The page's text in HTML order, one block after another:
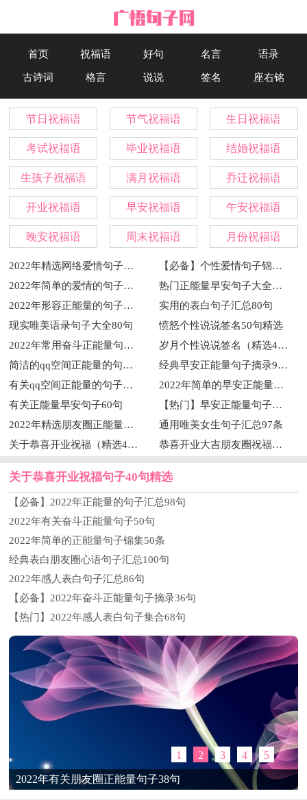
首页 祝福语 好句 名言 语录
古诗词 格言 说说 签名 座右铭
节日祝福语 节气祝福语 生日祝福语
考试祝福语 毕业祝福语 结婚祝福语
生孩子祝福语 满月祝福语 乔迁祝福语
开业祝福语 早安祝福语 午安祝福语
晚安祝福语 周末祝福语 月份祝福语
2022年精选网络爱情句子汇编80句
【必备】个性爱情句子锦集66句
2022年简单的爱情的句子49条
热门正能量早安句子大全（通用75句）
2022年形容正能量的句子集合65句
实用的表白句子汇总80句
现实唯美语录句子大全80句
愤怒个性说说签名50句精选
2022年常用奋斗正能量句子汇总80句
岁月个性说说签名（精选40句）
简洁的qq空间正能量的句子汇总100条
经典早安正能量句子摘录97条
有关qq空间正能量的句子集锦55条
2022年简单的早安正能量句子40条
有关正能量早安句子60句
【热门】早安正能量句子合集55句
2022年精选朋友圈正能量句子35条
通用唯美女生句子汇总97条
关于恭喜开业祝福（精选40句）
恭喜开业大吉朋友圈祝福句子大全（通用90句）
关于恭喜开业祝福句子40句精选
【必备】2022年正能量的句子汇总98句
2022年有关奋斗正能量句子50句
2022年简单的正能量句子锦集50条
经典表白朋友圈心语句子汇总100句
2022年感人表白句子汇总86句
【必备】2022年奋斗正能量句子摘录36句
【热门】2022年感人表白句子集合68句
2022年有关朋友圈正能量句子38句
1 2 3 4 5